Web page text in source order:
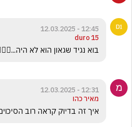
12:45 - 12.03.2025
duro 15
בוא נגיד שגאון הוא לא
12:31 - 12.03.2025
מאיר כהו
איך זה בדיוק קראה רוב